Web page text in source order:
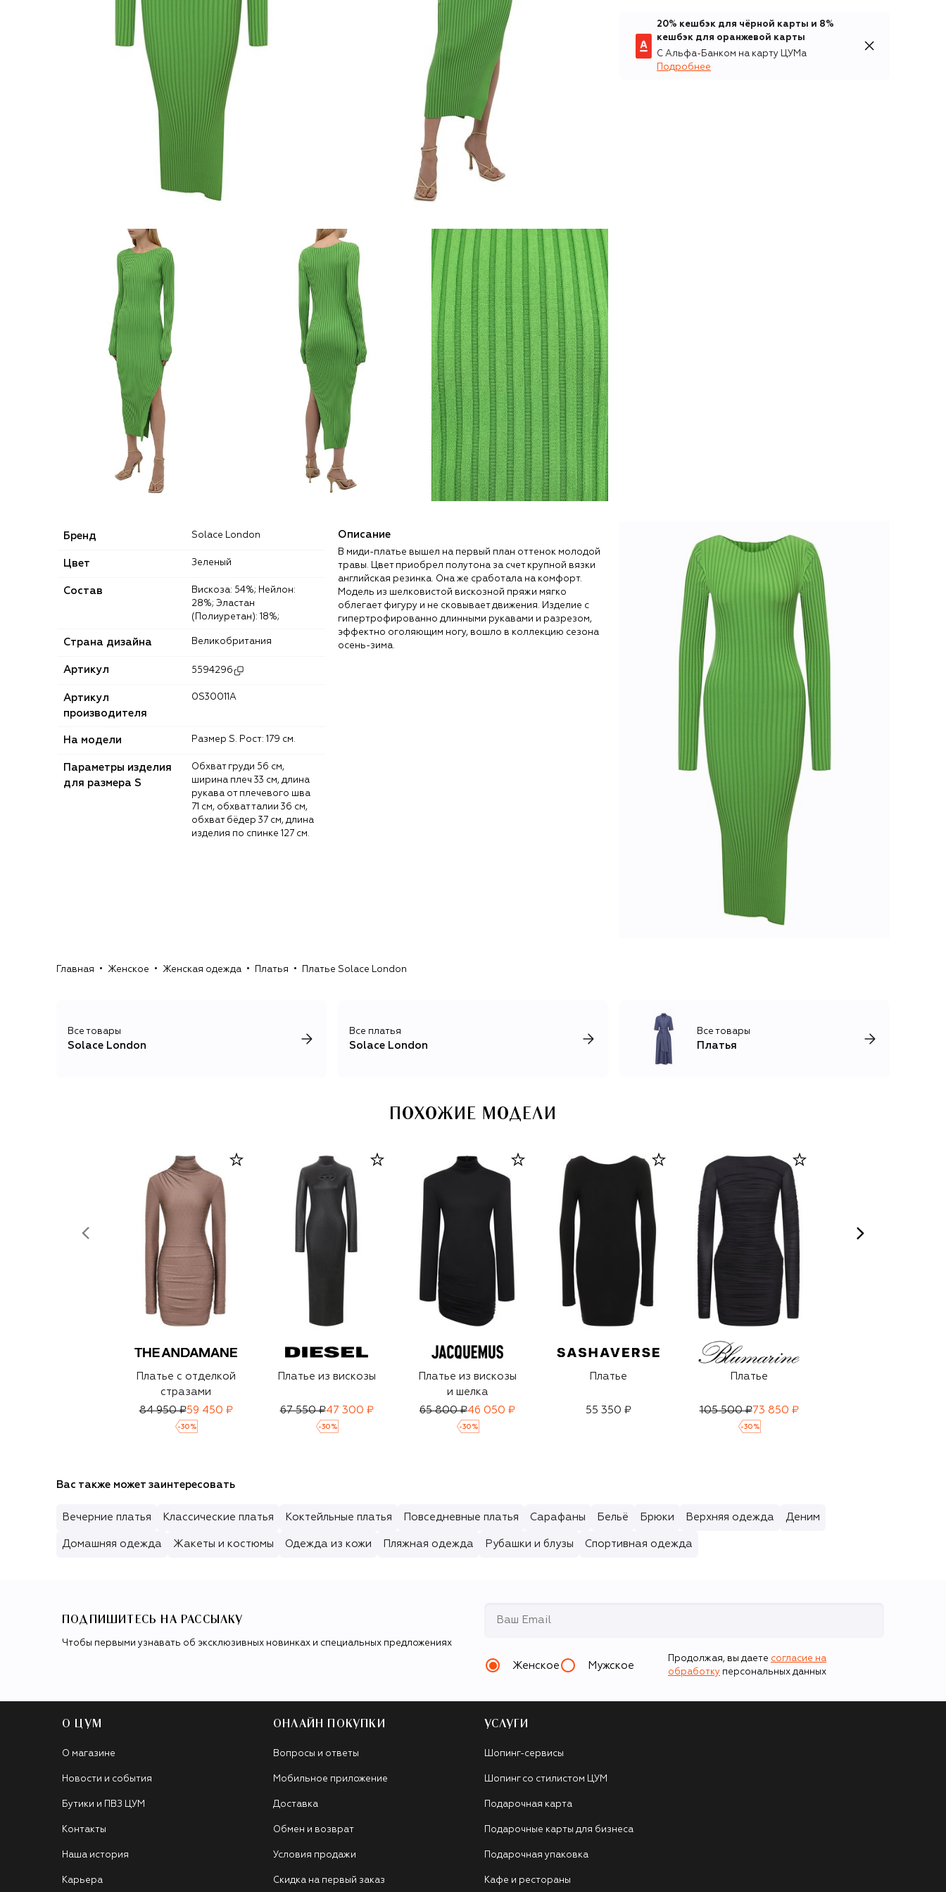
20% кешбэк для чёрной карты и 8%
кешбэк для оранжевой карты
С Альфа-Банком на карту ЦУМа
Подробнее
Бренд Solace London
Цвет Зеленый
Состав
Вискоза: 54%; Нейлон:
28%; Эластан
(Полиуретан): 18%;
Страна дизайна Великобритания
Артикул 5594296
Артикул
производителя
0S30011A
На модели Размер S. Рост: 179 см.
Параметры изделия
для размера S
Обхват груди 56 см,
ширина плеч 33 см, длина
рукава от плечевого шва
71 см, обхват талии 36 см,
обхват бёдер 37 см, длина
изделия по спинке 127 см.
Описание
В миди-платье вышел на первый план оттенок молодой
травы. Цвет приобрел полутона за счет крупной вязки
английская резинка. Она же сработала на комфорт.
Модель из шелковистой вискозной пряжи мягко
облегает фигуру и не сковывает движения. Изделие с
гипертрофированно длинными рукавами и разрезом,
эффектно оголяющим ногу, вошло в коллекцию сезона
осень-зима.
Главная Женское Женская одежда Платья Платье Solace London
Все товары
Solace London
Все платья
Solace London
Все товары
Платья
ПОХОЖИЕ МОДЕЛИ
Платье с отделкой
стразами
84 950 ₽59 450 ₽
-30 %
Платье из вискозы
67 550 ₽47 300 ₽
-30 %
Платье из вискозы
и шелка
65 800 ₽46 050 ₽
-30 %
Платье
55 350 ₽
Платье
105 500 ₽73 850 ₽
-30 %
Вас также может заинтересовать
Вечерние платья Классические платья Коктейльные платья Повседневные платья Сарафаны Бельё Брюки Верхняя одежда Деним
Домашняя одежда Жакеты и костюмы Одежда из кожи Пляжная одежда Рубашки и блузы Спортивная одежда
ПОДПИШИТЕСЬ НА РАССЫЛКУ
Чтобы первыми узнавать об эксклюзивных новинках и специальных предложениях
Женское Мужское
Продолжая, вы даете согласие на
обработку персональных данных
О ЦУМ
О магазине
Новости и события
Бутики и ПВЗ ЦУМ
Контакты
Наша история
Карьера
ОНЛАЙН ПОКУПКИ
Вопросы и ответы
Мобильное приложение
Доставка
Обмен и возврат
Условия продажи
Скидка на первый заказ
УСЛУГИ
Шопинг-сервисы
Шопинг со стилистом ЦУМ
Подарочная карта
Подарочные карты для бизнеса
Подарочная упаковка
Кафе и рестораны